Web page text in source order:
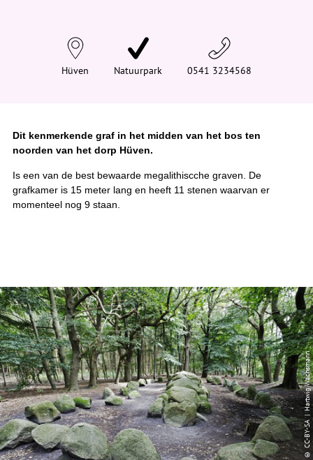
e
h
e
Hüven Natuurpark 0541 3234568
Dit kenmerkende graf in het midden van het bos ten
noorden van het dorp Hüven.
Is een van de best bewaarde megalithiscche graven. De
grafkamer is 15 meter lang en heeft 11 stenen waarvan er
momenteel nog 9 staan.
© CC-BY-SA | Hartwig Wachsmann